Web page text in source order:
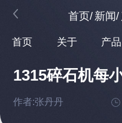
首页/ 新闻/
首页 关于 产品
1315碎石机每
作者:张丹丹